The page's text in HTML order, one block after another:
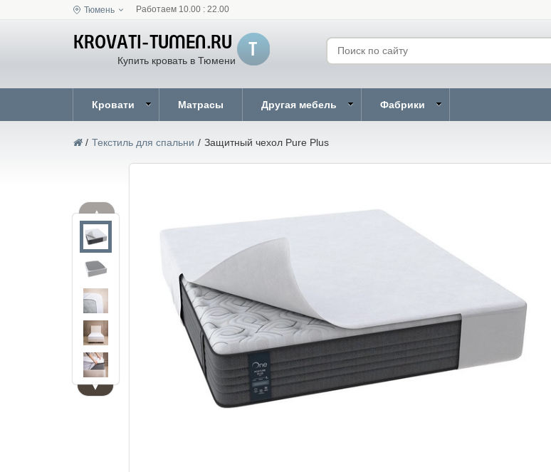
Тюмень Работаем 10.00 : 22.00
Купить кровать в Тюмени
Кровати Матрасы Другая мебель Фабрики
/ Текстиль для спальни / Защитный чехол Pure Plus
▲
▼